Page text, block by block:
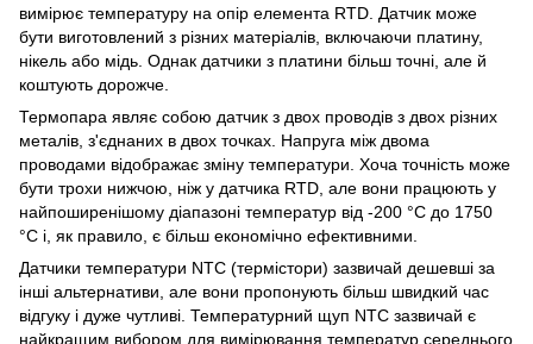
вимірює температуру на опір елемента RTD. Датчик може
бути виготовлений з різних матеріалів, включаючи платину,
нікель або мідь. Однак датчики з платини більш точні, але й
коштують дорожче.
Термопара являє собою датчик з двох проводів з двох різних
металів, з'єднаних в двох точках. Напруга між двома
проводами відображає зміну температури. Хоча точність може
бути трохи нижчою, ніж у датчика RTD, але вони працюють у
найпоширенішому діапазоні температур від -200 °C до 1750
°C і, як правило, є більш економічно ефективними.
Датчики температури NTC (термістори) зазвичай дешевші за
інші альтернативи, але вони пропонують більш швидкий час
відгуку і дуже чутливі. Температурний щуп NTC зазвичай є
найкращим вибором для вимірювання температур середнього